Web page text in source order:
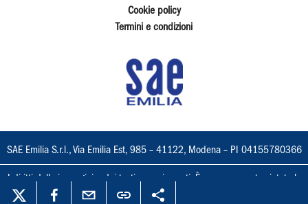
Cookie policy
Termini e condizioni
SAE Emilia S.r.l., Via Emilia Est, 985 – 41122, Modena – PI 04155780366
I diritti delle immagini e dei testi sono riservati. È espressamente vietata la
loro riproduzione con qualsiasi mezzo e l'adattamento totale o parziale.